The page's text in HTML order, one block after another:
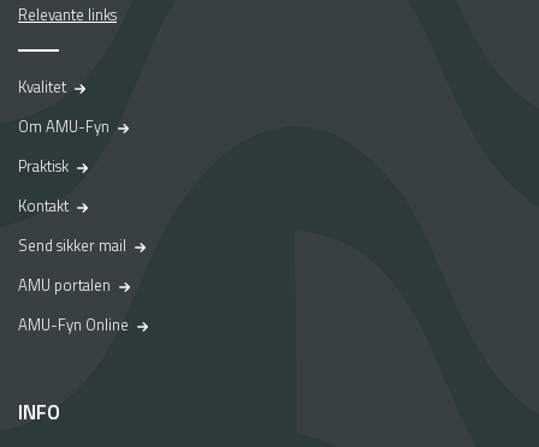
Relevante links
Kvalitet
Om AMU-Fyn
Praktisk
Kontakt
Send sikker mail
AMU portalen
AMU-Fyn Online
INFO